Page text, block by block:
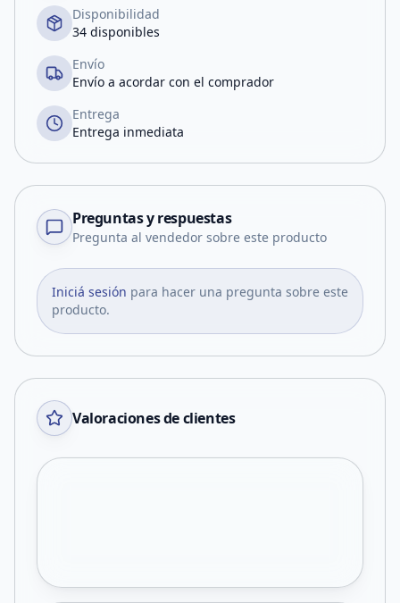
Disponibilidad
34 disponibles
Envío
Envío a acordar con el comprador
Entrega
Entrega inmediata
Preguntas y respuestas
Pregunta al vendedor sobre este producto
Iniciá sesión para hacer una pregunta sobre este
producto.
Valoraciones de clientes